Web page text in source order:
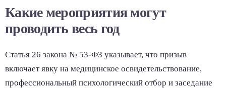
Какие мероприятия могут
проводить весь год
Статья 26 закона № 53-ФЗ указывает, что призыв
включает явку на медицинское освидетельствование,
профессиональный психологический отбор и заседание